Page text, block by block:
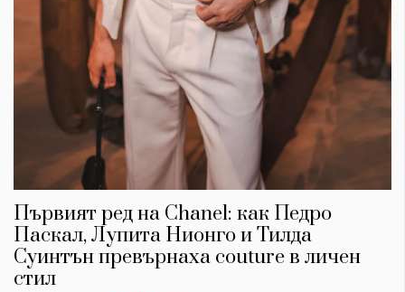
Първият ред на Chanel: как Педро
Паскал, Лупита Нионго и Тилда
Суинтън превърнаха couture в личен
стил